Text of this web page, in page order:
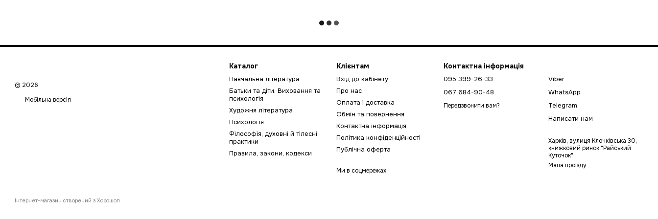
© 2026
Мобільна версія
Інтернет-магазин створений з Хорошоп
Каталог
Навчальна література
Батьки та діти. Виховання та
психологія
Художня література
Психологія
Філософія, духовні й тілесні
практики
Правила, закони, кодекси
Клієнтам
Вхід до кабінету
Про нас
Оплата і доставка
Обмін та повернення
Контактна інформація
Політика конфіденційності
Публічна оферта
Ми в соцмережах
Контактна інформація
095 399-26-33
067 684-90-48
Передзвонити вам?
Viber
WhatsApp
Telegram
Написати нам
Харків, вулиця Клочківська 30,
книжковий ринок "Райський
Куточок"
Мапа проїзду